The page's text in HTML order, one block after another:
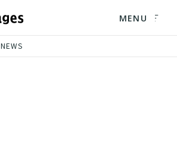
MENU
NEWS